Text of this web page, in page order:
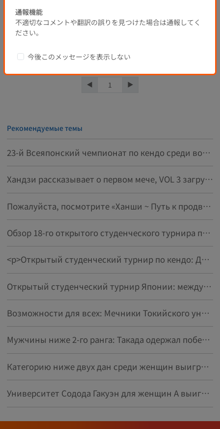
Отправить комментарий
1
Рекомендуемые темы
23-й Всеяпонский чемпионат по кендо среди восьмых данов
Хандзи рассказывает о первом мече, VOL 3 загружен!
Пожалуйста, посмотрите «Ханши ~ Путь к продвижению на 8-й дан ~ том 1»
Обзор 18-го открытого студенческого турнира по кэндо в Японии
<p>Открытый студенческий турнир по кендо: Дух «Перекрестия мечей, Познания любви» в четвертьвековой истории</p>
Открытый студенческий турнир Японии: международные студенты рассказывают о "Пути меча" и его очаровании
Возможности для всех: Мечники Токийского университета иностранных языков собираются на открытом студенческом турнире
Мужчины ниже 2-го ранга: Такада одержал победу - Противостояние в технологическом университете Фукуи - Открытый студенческий турнир по кендо
Категорию ниже двух дан среди женщин выиграла Ясуо Ясутака из Университета Кобэ Шинва на Открытом студенческом турнире по Кендо
Университет Содода Гакуэн для женщин А выиграл в женской категории выше третьего дана на Открытом студенческом турнире по кендо
通報機能
不適切なコメントや翻訳の誤りを見つけた場合は通報してく
ださい。
今後このメッセージを表示しない